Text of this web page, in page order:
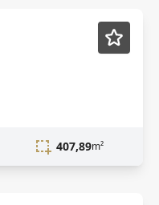
Semi-mobiliado
407,89m²